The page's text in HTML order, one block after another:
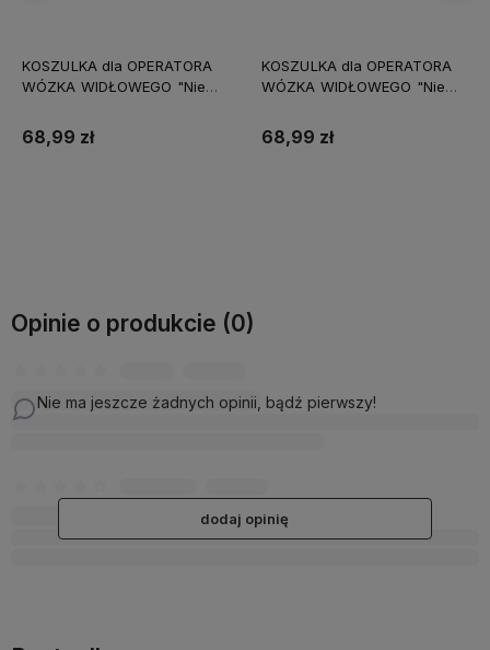
KOSZULKA dla OPERATORA
WÓZKA WIDŁOWEGO "Nie
PREZENT ŚWIĘTA URODZINY
68,99 zł
KOSZULKA dla OPERATORA
WÓZKA WIDŁOWEGO "Nie
PREZENT ŚWIĘTA URODZINY
68,99 zł
Opinie o produkcie (0)
Nie ma jeszcze żadnych opinii, bądź pierwszy!
dodaj opinię